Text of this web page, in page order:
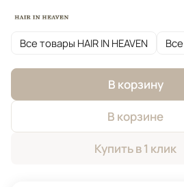
Все товары HAIR IN HEAVEN
В корзину
В корзине
Купить в 1 клик